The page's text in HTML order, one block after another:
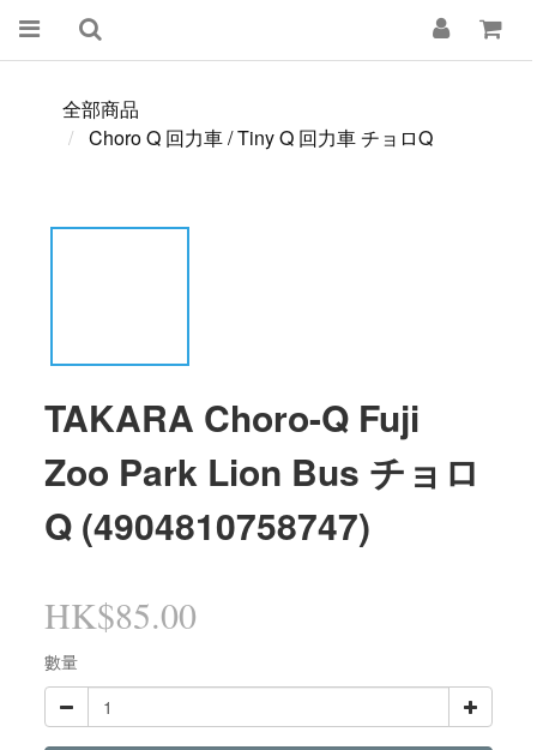
全部商品
Choro Q 回力車 / Tiny Q 回力車 チョロQ
TAKARA Choro-Q Fuji
Zoo Park Lion Bus チョロ
Q (4904810758747)
HK$85.00
數量